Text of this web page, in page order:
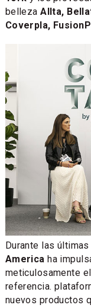
bellezaAllta,
Coverpla,
Durante las
America ha
meticulosamente
referencia.
nuevos productos